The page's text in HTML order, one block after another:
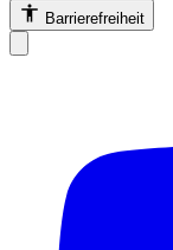
Barrierefreiheit
Barrierefreiheit